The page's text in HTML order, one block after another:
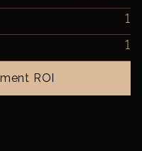
1
1
ROI